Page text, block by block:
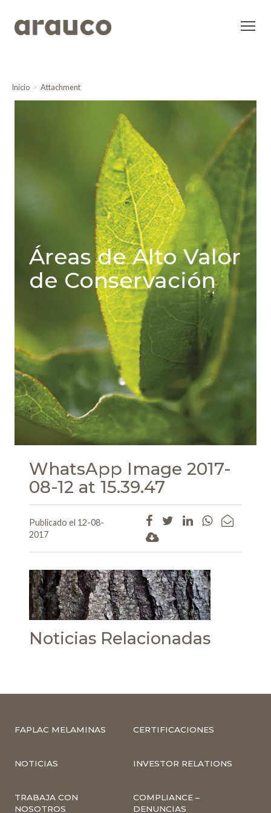
Inicio Attachment
Áreas de Alto Valor
de Conservación
WhatsApp Image 2017-
08-12 at 15.39.47
Publicado el 12-08-
2017
Noticias Relacionadas
FAPLAC MELAMINAS CERTIFICACIONES
NOTICIAS INVESTOR RELATIONS
TRABAJA CON
NOSOTROS
COMPLIANCE –
DENUNCIAS